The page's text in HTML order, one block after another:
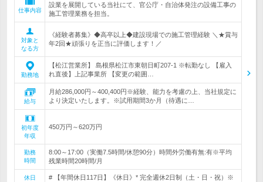
仕事内容
設業を展開している当社にて、官公庁・自治体発注の設備工事の
施工管理業務を担当。
対象と
なる方
《経験者募集》◆高卒以上◆建設現場での施工管理経験 ＼★賞与
年2回★頑張りを正当に評価します！／
勤務地
【松江営業所】 島根県松江市東朝日町207-1 ※転勤なし 【雇入
れ直後】上記事業所 【変更の範囲…
給与
月給286,000円～400,400円※経験、能力を考慮の上、当社規定に
より決定いたします。※試用期間3か月（待遇に…
初年度
年収
450万円～620万円
勤務
時間
8:00～17:00（実働7.5時間/休憩90分）時間外労働有無:有※平均
残業時間20時間/月
休日
# 【年間休日117日】《休日》* 完全週休2日制（土・日・祝）※